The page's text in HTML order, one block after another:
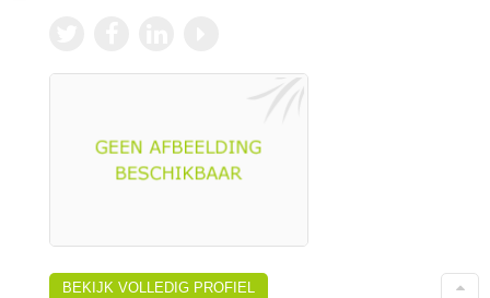
BEKIJK VOLLEDIG PROFIEL